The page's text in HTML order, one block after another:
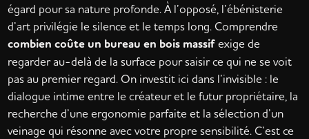
égard pour sa nature profonde. À l’opposé, l’ébénisterie
d’art privilégie le silence et le temps long. Comprendre
combien coûte un bureau en bois massifexige de
regarder au-delà de la surface pour saisir ce qui ne se voit
pas au premier regard. On investit ici dans l’invisible : le
dialogue intime entre le créateur et le futur propriétaire, la
recherche d’une ergonomie parfaite et la sélection d’un
veinage qui résonne avec votre propre sensibilité. C’est ce